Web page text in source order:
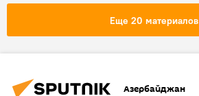
Еще 20 материалов
Азербайджан